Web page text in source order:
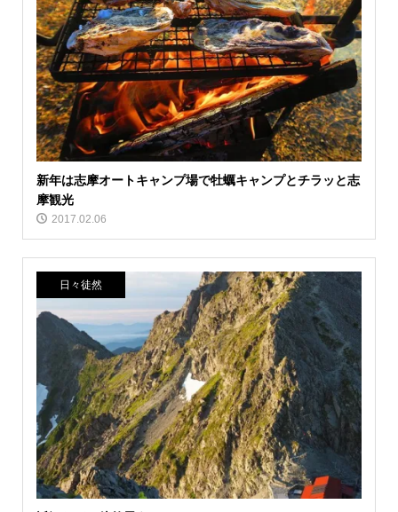
新年は志摩オートキャンプ場で牡蠣キャンプとチラッと志
摩観光
2017.02.06
日々徒然